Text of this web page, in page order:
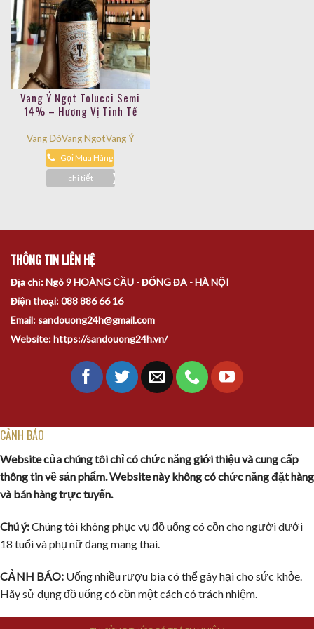
Vang Ý Ngọt Tolucci Semi
14% – Hương Vị Tinh Tế
Vang ĐỏVang NgọtVang Ý
Gọi Mua Hàng
chi tiết
THÔNG TIN LIÊN HỆ
Địa chỉ: Ngõ 9 HOÀNG CẦU - ĐỐNG ĐA - HÀ NỘI
Điện thoại: 088 886 66 16
Email: sandouong24h@gmail.com
Website: https://sandouong24h.vn/
CẢNH BÁO
Website của chúng tôi chỉ có chức năng giới thiệu và cung cấp
thông tin về sản phẩm. Website này không có chức năng đặt hàng
và bán hàng trực tuyến.
Chú ý:Chúng tôi không phục vụ đồ uống có cồn cho người dưới
18 tuổi và phụ nữ đang mang thai.
CẢNH BÁO: Uống nhiều rượu bia có thể gây hại cho sức khỏe.
Hãy sử dụng đồ uống có cồn một cách có trách nhiệm.